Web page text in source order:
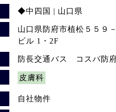
◆中四国 | 山口県
山口県防府市植松５５９
ビル 1・2F
防長交通バス コスパ防
皮膚科
自社物件